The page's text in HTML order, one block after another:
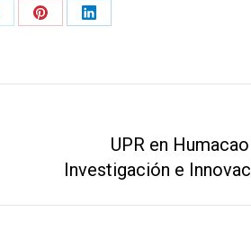
Share
Share
post:
UPR en
Investigación e